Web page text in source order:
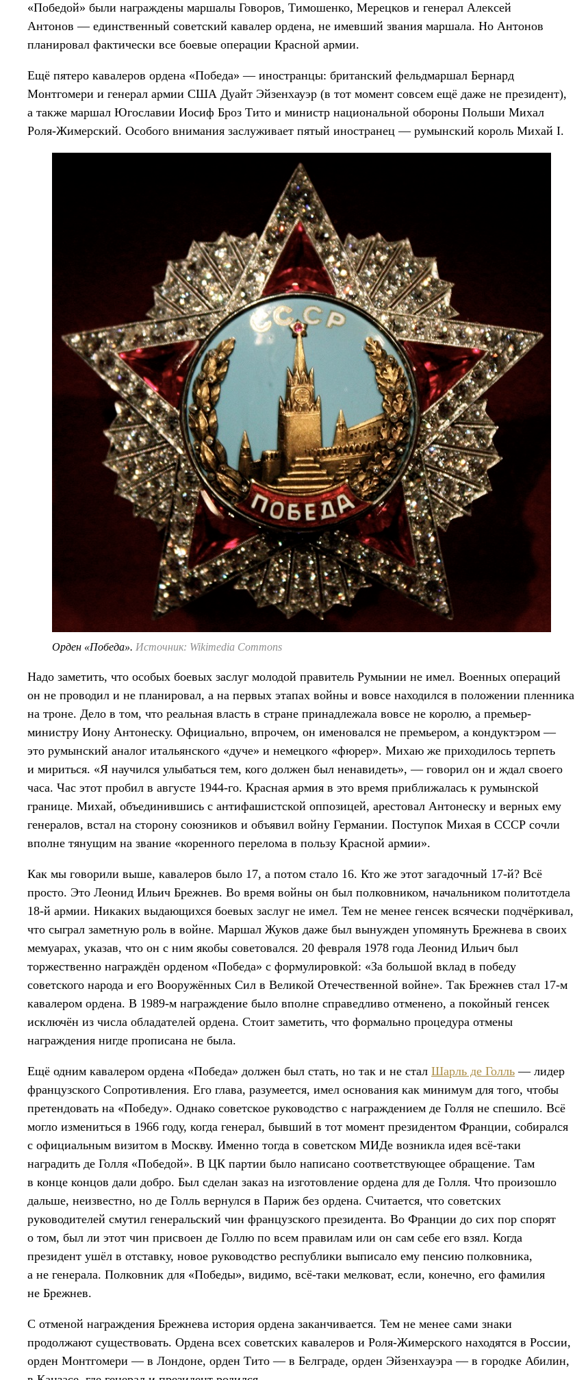
«Победой» были награждены маршалы Говоров, Тимошенко, Мерецков и генерал Алексей
Антонов — единственный советский кавалер ордена, не имевший звания маршала. Но Антонов
планировал фактически все боевые операции Красной армии.
Ещё пятеро кавалеров ордена «Победа» — иностранцы: британский фельдмаршал Бернард
Монтгомери и генерал армии США Дуайт Эйзенхауэр (в тот момент совсем ещё даже не президент),
а также маршал Югославии Иосиф Броз Тито и министр национальной обороны Польши Михал
Роля-Жимерский. Особого внимания заслуживает пятый иностранец — румынский король Михай I.
Орден «Победа». Источник: Wikimedia Commons
Надо заметить, что особых боевых заслуг молодой правитель Румынии не имел. Военных операций
он не проводил и не планировал, а на первых этапах войны и вовсе находился в положении пленника
на троне. Дело в том, что реальная власть в стране принадлежала вовсе не королю, а премьер-
министру Иону Антонеску. Официально, впрочем, он именовался не премьером, а кондуктэром —
это румынский аналог итальянского «дуче» и немецкого «фюрер». Михаю же приходилось терпеть
и мириться. «Я научился улыбаться тем, кого должен был ненавидеть», — говорил он и ждал своего
часа. Час этот пробил в августе 1944-го. Красная армия в это время приближалась к румынской
границе. Михай, объединившись с антифашистской оппозицей, арестовал Антонеску и верных ему
генералов, встал на сторону союзников и объявил войну Германии. Поступок Михая в СССР сочли
вполне тянущим на звание «коренного перелома в пользу Красной армии».
Как мы говорили выше, кавалеров было 17, а потом стало 16. Кто же этот загадочный 17-й? Всё
просто. Это Леонид Ильич Брежнев. Во время войны он был полковником, начальником политотдела
18-й армии. Никаких выдающихся боевых заслуг не имел. Тем не менее генсек всячески подчёркивал,
что сыграл заметную роль в войне. Маршал Жуков даже был вынужден упомянуть Брежнева в своих
мемуарах, указав, что он с ним якобы советовался. 20 февраля 1978 года Леонид Ильич был
торжественно награждён орденом «Победа» с формулировкой: «За большой вклад в победу
советского народа и его Вооружённых Сил в Великой Отечественной войне». Так Брежнев стал 17-м
кавалером ордена. В 1989-м награждение было вполне справедливо отменено, а покойный генсек
исключён из числа обладателей ордена. Стоит заметить, что формально процедура отмены
награждения нигде прописана не была.
Ещё одним кавалером ордена «Победа» должен был стать, но так и не стал Шарль де Голль — лидер
французского Сопротивления. Его глава, разумеется, имел основания как минимум для того, чтобы
претендовать на «Победу». Однако советское руководство с награждением де Голля не спешило. Всё
могло измениться в 1966 году, когда генерал, бывший в тот момент президентом Франции, собирался
с официальным визитом в Москву. Именно тогда в советском МИДе возникла идея всё-таки
наградить де Голля «Победой». В ЦК партии было написано соответствующее обращение. Там
в конце концов дали добро. Был сделан заказ на изготовление ордена для де Голля. Что произошло
дальше, неизвестно, но де Голль вернулся в Париж без ордена. Считается, что советских
руководителей смутил генеральский чин французского президента. Во Франции до сих пор спорят
о том, был ли этот чин присвоен де Голлю по всем правилам или он сам себе его взял. Когда
президент ушёл в отставку, новое руководство республики выписало ему пенсию полковника,
а не генерала. Полковник для «Победы», видимо, всё-таки мелковат, если, конечно, его фамилия
не Брежнев.
С отменой награждения Брежнева история ордена заканчивается. Тем не менее сами знаки
продолжают существовать. Ордена всех советских кавалеров и Роля-Жимерского находятся в России,
орден Монтгомери — в Лондоне, орден Тито — в Белграде, орден Эйзенхауэра — в городке Абилин,